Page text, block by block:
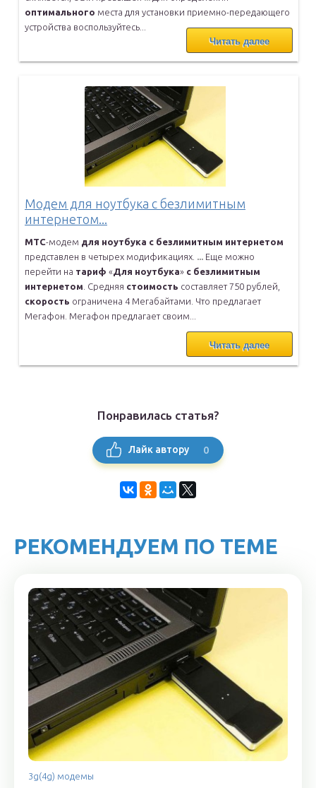
оптимального места для установки приемно-передающего
устройства воспользуйтесь...
Читать далее
Модем для ноутбука с безлимитным
интернетом...
МТС-модем для ноутбука с безлимитным интернетом
представлен в четырех модификациях.
Еще можно
перейти на тариф « Для ноутбука» с безлимитным
интернетом Средняя стоимость составляет 750 рублей,
скорость ограничена 4 Мегабайтами. Что предлагает
Мегафон. Мегафон предлагает своим...
Читать далее
Понравилась статья?
Лайк автору 0
РЕКОМЕНДУЕМ ПО ТЕМЕ
3g(4g) модемы